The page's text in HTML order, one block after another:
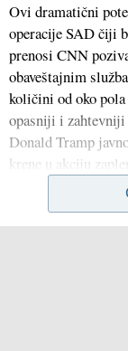
Ovi dramatični
operacije SAD čiji
prenosi CNN
obaveštajnim
količini od oko pola
opasniji i zahtevniji
Donald Tramp
krene u akciju